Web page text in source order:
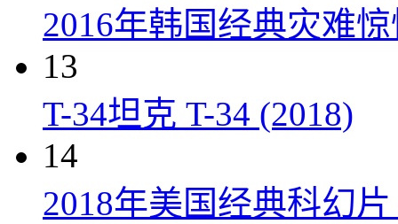
2016年韩国经典灾难
13
T-34坦克 T-34 (2018)
14
2018年美国经典科幻